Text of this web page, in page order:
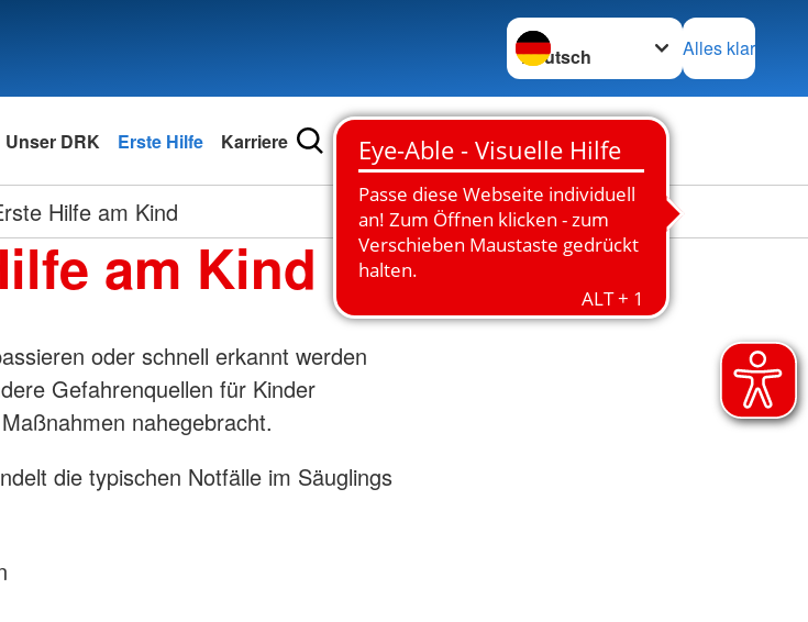
Sprache wechseln zu
Alles klar
Unser DRK Erste Hilfe Karriere
Hilfe am Kind
am Kind
oder schnell erkannt werden
Gefahrenquellen für Kinder
nahegebracht.
die typischen Notfälle im Säuglings